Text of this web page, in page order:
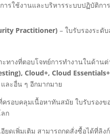
ารใช้งานและบริหารระบบปฏิบัติกา
Practitioner) – ใบรับรองระดั
ทางที่ตอบโจทย์การทำงานในด้านต่
Cloud+, Cloud
ละอื่น ๆ อีกมากมาย
รอบคลุมเนื้อหาทันสมัย ใบรับรองข
ก
ดเพิ่มเติม สามารถกดสั่งซื้อได้ที่ลิง